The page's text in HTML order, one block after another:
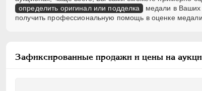
определить оригинал или подделка
медали в Ваших
получить профессиональную помощь в оценке
Зафиксированные продажи и цены на